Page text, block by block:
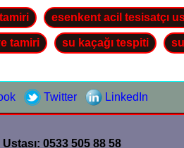
esenkent acil tesisatçı
tamiri su kaçağı tespiti
Twitter LinkedIn
0533 505 88 58